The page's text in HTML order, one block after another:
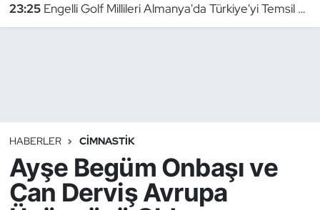
23:25 Engelli Golf Millileri Almanya'da Türkiye'yi Temsil Edecek
HABERLER CIMNASTIK
Ayşe Begüm Onbaşı ve
Can Derviş Avrupa
Badminton
Binicilik
Bisiklet